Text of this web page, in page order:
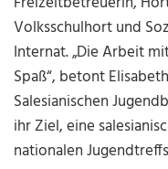
Volksschulhort und
Internat. „Die Arbeit
Spaß“, betont
Salesianischen
ihr Ziel, eine
nationalen